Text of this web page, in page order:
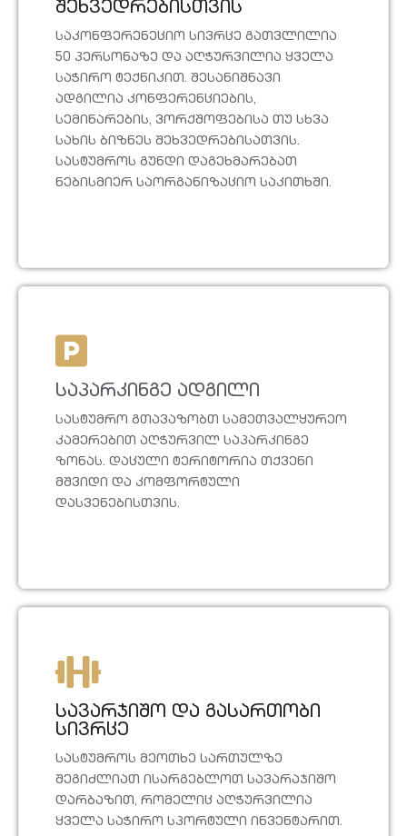
შეხვედრებისთვის
საკონფერენეციო სივრცე გათვლილია
50 პერსონაზე და აღჭურვილია ყველა
საჭირო ტექნიკით. შესანიშნავი
ადგილია კონფერენციების,
სემინარების, ვორქშოფებისა თუ სხვა
სახის ბიზნეს შეხვედრებისათვის.
სასტუმროს გუნდი დაგეხმარებათ
ნებისმიერ საორგანიზაციო საკითხში.
საპარკინგე ადგილი
სასტუმრო გთავაზობთ სამეთვალყურეო
კამერებით აღჭურვილ საპარკინგე
ზონას. დაცული ტერიტორია თქვენი
მშვიდი და კომფორტული
დასვენებისთვის.
სავარჯიშო და გასართობი
სივრცე
სასტუმროს მეოთხე სართულზე
შეგიძლიათ ისარგებლოთ სავარაჯიშო
დარბაზით, რომელიც აღჭურვილია
ყველა საჭირო სპორტული ინვენტარით.